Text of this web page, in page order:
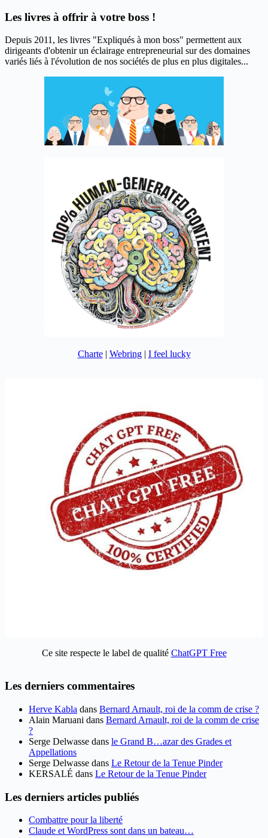
Les livres à offrir à votre boss !
Depuis 2011, les livres "Expliqués à mon boss" permettent aux
dirigeants d'obtenir un éclairage entrepreneurial sur des domaines
variés liés à l'évolution de nos sociétés de plus en plus digitales...
Charte| Webring| I feel lucky
Ce site respecte le label de qualité ChatGPT Free
Les derniers commentaires
Herve Kabla dans Bernard Arnault, roi de la comm de crise ?
Alain Maruani dans Bernard Arnault, roi de la comm de crise
?
Serge Delwasse dans le Grand B…azar des Grades et
Appellations
Serge Delwasse dans Le Retour de la Tenue Pinder
KERSALÉ dans Le Retour de la Tenue Pinder
Les derniers articles publiés
Combattre pour la liberté
Claude et WordPress sont dans un bateau…